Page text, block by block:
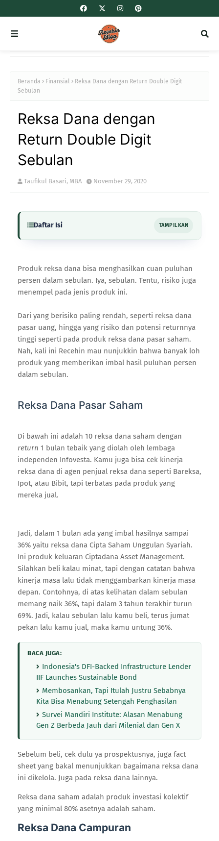
Beranda Finansial
Reksa Dana dengan Return Double Digit
Sebulan
Reksa Dana dengan
Return Double Digit
Sebulan
Taufikul Basari, MBA November 29, 2020
Daftar Isi TAMPILKAN
Produk reksa dana bisa menghasilkan cuan puluhan
persen dalam sebulan. Iya, sebulan. Tentu, risiko juga
menempel pada jenis produk ini.
Dari yang berisiko paling rendah, seperti reksa dana
pasar uang, hingga yang risiko dan potensi returnnya
tinggi seperti pada produk reksa dana pasar saham.
Nah, kali ini Recehin mau nunjukkin bahwa banyak loh
produk yang memberikan imbal hasil puluhan persen
dalam sebulan.
Reksa Dana Pasar Saham
Di bawah ini adalah 10 reksa dana saham dengan
return 1 bulan tebaik yang diolah oleh lembaga
independen Infovesta. Kamu juga bisa cek kinerja
reksa dana di agen penjual reksa dana seperti Bareksa,
Ipot, atau Bibit, tapi terbatas pada produk yang
mereka jual.
Jadi, dalam 1 bulan ada yang imbal hasilnya sampai
36% yaitu reksa dana Cipta Saham Unggulan Syariah.
Ini produk keluaran Ciptadana Asset Management.
Silahkan beli kalau minat, tapi dengan catatan bahwa
kinerja masa lalu tidak menggambarkan kinerja masa
depan. Contohnya, di atas kelihatan dalam sebulan
memang naik 36%, tapi dalam 3 tahun terakhir turun
69%. Jadi, kalau sebulan lalu kamu beli, terus jumat
pekan lalu kamu jual, maka kamu untung 36%.
BACA JUGA:
Indonesia's DFI-Backed Infrastructure Lender
IIF Launches Sustainable Bond
Membosankan, Tapi Itulah Justru Sebabnya
Kita Bisa Menabung Setengah Penghasilan
Survei Mandiri Institute: Alasan Menabung
Gen Z Berbeda Jauh dari Milenial dan Gen X
Sebelum beli, cek dulu ya prospektusnya, juga fact
sheet yang bakal menunjukkan bagaimana reksa dana
ini dikelola. Juga pada reksa dana lainnya.
Reksa dana saham adalah produk investasi kolektif
yang minimal 80% asetnya adalah saham.
Reksa Dana Campuran